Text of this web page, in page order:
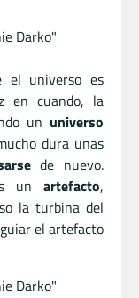
el universo es
en cuando, la
un universo
dura unas
de nuevo.
unartefacto,
la turbina del
el artefacto